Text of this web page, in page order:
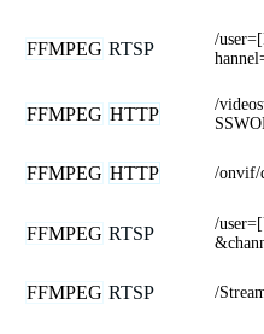
FFMPEG RTSP
/
FFMPEG HTTP
/
FFMPEG HTTP /onvif/
FFMPEG RTSP
/
FFMPEG RTSP /